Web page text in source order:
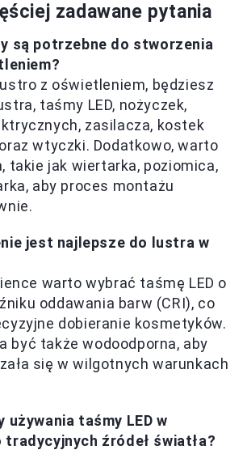
zadawane pytania
są potrzebne do stworzenia
z oświetleniem, będziesz
taśmy LED, nożyczek,
zasilacza, kostek
wtyczki. Dodatkowo, warto
takie jak wiertarka, poziomica,
aby proces montażu
jest najlepsze do lustra w
warto wybrać taśmę LED o
oddawania barw (CRI), co
dobieranie kosmetyków.
być także wodoodporna, aby
się w wilgotnych warunkach
używania taśmy LED w
tradycyjnych źródeł światła?